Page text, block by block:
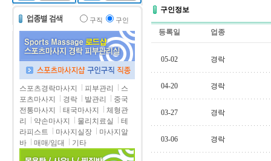
구직 구인
스포츠경락마사지 피부관리
스
포츠마사지
경락 발관리
중국
전통마사지
태국마사지
체형관
리
약손마사지 물리치료실
테
라피스트
마사지실장
마사지알
바
매매/임대 기타
구인정보
등록일 업종
05-02 경락
04-20 경락
03-27 경락
03-06 경락